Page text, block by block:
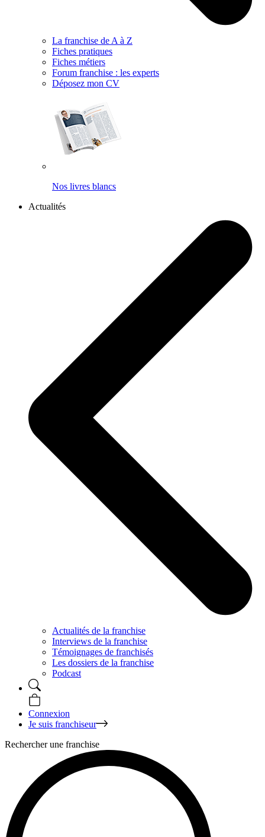
La franchise de A à Z
Fiches pratiques
Fiches métiers
Forum franchise : les experts
Déposez mon CV
Nos livres blancs
Actualités
Actualités de la franchise
Interviews de la franchise
Témoignages de franchisés
Les dossiers de la franchise
Podcast
Connexion
Je suis franchiseur
Rechercher une franchise